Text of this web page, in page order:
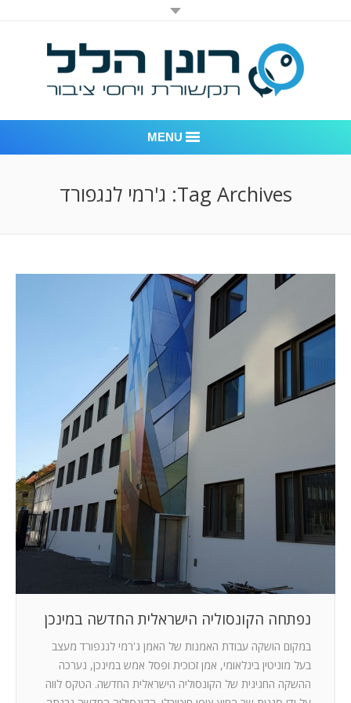
MENU
לקוחות – משרד יחסי ציבור רונן הלל
חדר חדשות
ניהול מוניטין
צור קשר
Tag Archives: ג'רמי לנגפורד
נפתחה הקונסוליה הישראלית החדשה במינכן
במקום הושקה עבודת האמנות של האמן ג'רמי לנגפורד מעצב
בעל מוניטין בינלאומי, אמן זכוכית ופסל אמש במינכן, נערכה
ההשקה החגיגית של הקונסוליה הישראלית החדשה. הטקס לווה